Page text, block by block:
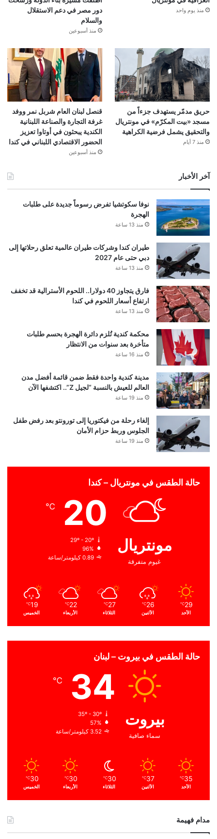
منذ يوم واحد
دور مصر في دعم الاستقلال
والسلام
منذ أسبوعين
حريق مدمّر يستهدف جزءاً من
مسجد «بيت المكرّم» في مونتريال
والتحقيق يشمل فرضية الكراهية
منذ 7 أيام
قنصل لبنان العام شربل نمر ووفد
غرفة التجارة والصناعة اللبنانية
الكندية يبحثون في أوتاوا تعزيز
الحضور الاقتصادي اللبناني في كندا
منذ أسبوعين
آخر الأخبار
نوفا سكوتشيا تفرض رسوماً جديدة على طلبات
الهجرة
منذ 13 ساعة
طيران كندا وشركات طيران عالمية تعلق رحلاتها إلى
دبي حتى عام 2027
منذ 13 ساعة
فارق يتجاوز 40 دولارا.. اللحوم الأسترالية قد تخفف
ارتفاع أسعار اللحوم في كندا
منذ 13 ساعة
محكمة كندية تُلزم دائرة الهجرة بحسم طلبات
متأخرة بعد سنوات من الانتظار
منذ 16 ساعة
مدينة كندية واحدة فقط ضمن قائمة أفضل مدن
العالم للعيش بالنسبة “لجيل Z”.. اكتشفها الآن
منذ 19 ساعة
إلغاء رحلة من فيكتوريا إلى تورونتو بعد رفض طفل
الجلوس وربط حزام الأمان
منذ 19 ساعة
حالة الطقس في مونتريال – كندا
مونتريال
غيوم متفرقة
20
℃
29º - 20º
96%
0.89 كيلومتر/ساعة
29
℃
الأحد
26
℃
الأثنين
27
℃
الثلاثاء
22
℃
الأربعاء
19
℃
الخميس
حالة الطقس في بيروت – لبنان
بيروت
سماء صافية
34
℃
35º - 30º
57%
3.52 كيلومتر/ساعة
35
℃
الأحد
37
℃
الأثنين
30
℃
الثلاثاء
30
℃
الأربعاء
30
℃
الخميس
مدام فهيمة